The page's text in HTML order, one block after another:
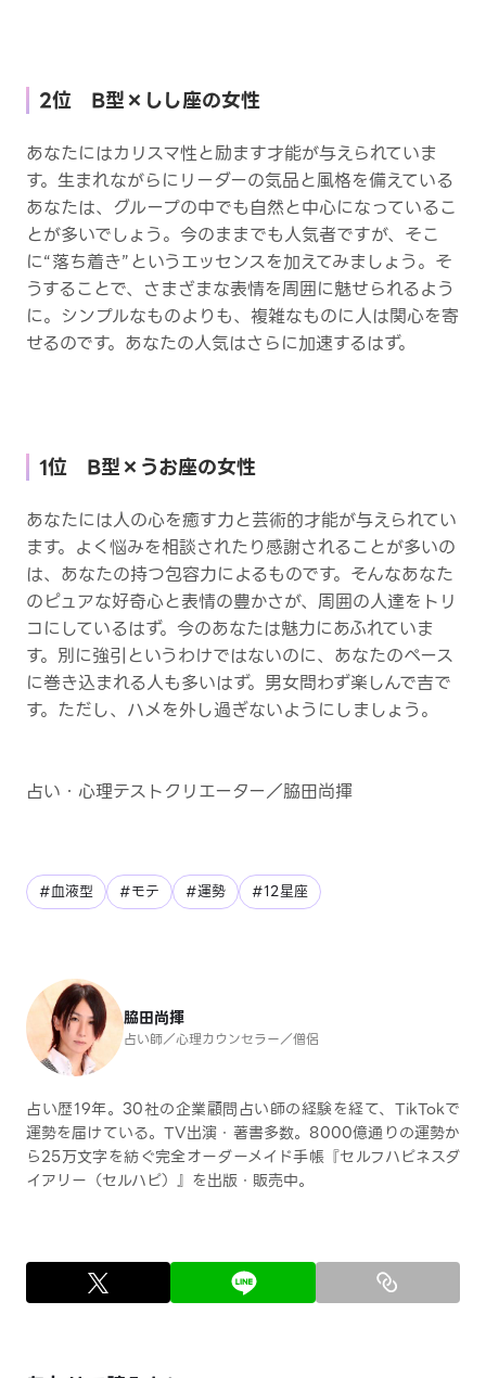
2位 B型×しし座の女性
あなたにはカリスマ性と励ます才能が与えられていま
す。生まれながらにリーダーの気品と風格を備えている
あなたは、グループの中でも自然と中心になっているこ
とが多いでしょう。今のままでも人気者ですが、そこ
に“落ち着き”というエッセンスを加えてみましょう。そ
うすることで、さまざまな表情を周囲に魅せられるよう
に。シンプルなものよりも、複雑なものに人は関心を寄
せるのです。あなたの人気はさらに加速するはず。
1位 B型×うお座の女性
あなたには人の心を癒す力と芸術的才能が与えられてい
ます。よく悩みを相談されたり感謝されることが多いの
は、あなたの持つ包容力によるものです。そんなあなた
のピュアな好奇心と表情の豊かさが、周囲の人達をトリ
コにしているはず。今のあなたは魅力にあふれていま
す。別に強引というわけではないのに、あなたのペース
に巻き込まれる人も多いはず。男女問わず楽しんで吉で
す。ただし、ハメを外し過ぎないようにしましょう。
占い・心理テストクリエーター／脇田尚揮
#血液型 #モテ #運勢 #12星座
脇田尚揮
占い師／心理カウンセラー／僧侶
占い歴19年。30社の企業顧問占い師の経験を経て、TikTokで
運勢を届けている。TV出演・著書多数。8000億通りの運勢か
ら25万文字を紡ぐ完全オーダーメイド手帳『セルフハピネスダ
イアリー（セルハピ）』を出版・販売中。